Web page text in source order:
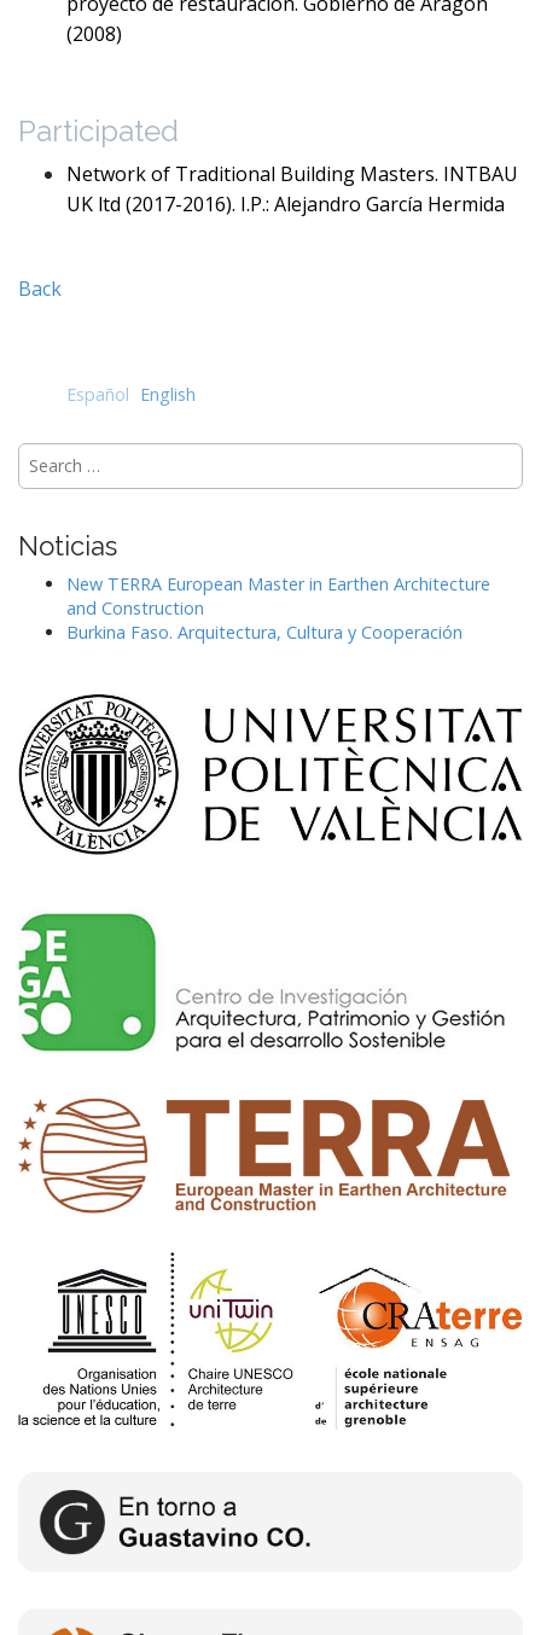
(2008)
Participated
Network of Traditional Building Masters. INTBAU
UK ltd (2017-2016). I.P.: Alejandro García Hermida
Back
Español English
Search
for:
Noticias
New TERRA European Master in Earthen Architecture
and Construction
Burkina Faso. Arquitectura, Cultura y Cooperación